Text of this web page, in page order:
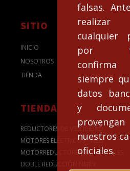
falsas.
realizar
cualquier
por
confirma
siempre
datos
y
nuestros
oficiales.
SITIO
INICIO
NOSOTROS
TIENDA
TIENDA
REDUCTORES DE VELOCIDAD
MOTORES ELÉCTRICOS - WEG
MOTORREDUCTORES INDUSTRIALES
DOBLE REDUCCIÓN NMRV